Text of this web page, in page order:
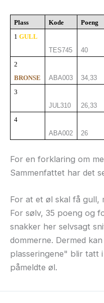
Plass Kode Poeng
1GULL
TES745
40
2
BRONSE
ABA003 34,33
3
JUL310
26,33
4
ABA002
26
For en forklaring om
Sammenfattet har det
For at et øl skal få gull,
For sølv, 35 poeng og
snakker her selvsagt
dommerne. Dermed
plasseringene" blir tatt
påmeldte øl.